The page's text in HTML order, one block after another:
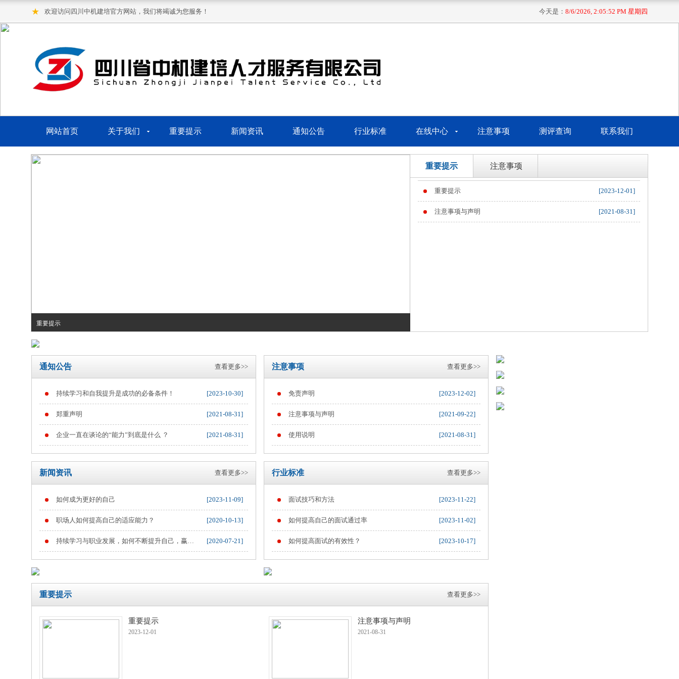
★ 欢迎访问四川中机建培官方网站，我们将竭诚为您服务！ 今天是： 8/6/2026, 2:05:52 PM 星期四
网站首页 关于我们 重要提示 新闻资讯 通知公告 行业标准 在线中心 注意事项 测评查询 联系我们
重要提示
重要提示
重要提示 注意事项
重要提示 [2023-12-01]
注意事项与声明 [2021-08-31]
通知公告 查看更多>>
持续学习和自我提升是成功的必备条件！ [2023-10-30]
郑重声明 [2021-08-31]
企业一直在谈论的“能力”到底是什么 ？ [2021-08-31]
注意事项 查看更多>>
免责声明 [2023-12-02]
注意事项与声明 [2021-09-22]
使用说明 [2021-08-31]
新闻资讯 查看更多>>
如何成为更好的自己 [2023-11-09]
职场人如何提高自己的适应能力？ [2020-10-13]
持续学习与职业发展，如何不断提升自己，赢得
职业竞争
[2020-07-21]
行业标准 查看更多>>
面试技巧和方法 [2023-11-22]
如何提高自己的面试通过率 [2023-11-02]
如何提高面试的有效性？ [2023-10-17]
重要提示 查看更多>>
重要提示
2023-12-01
注意事项与声明
2021-08-31